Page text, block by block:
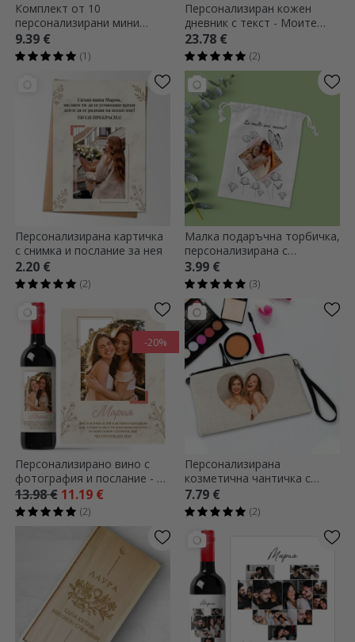
Комплект от 10
персонализирани мини
шоколадови бонбони за
рождени дни
9.39 €
(1)
Персонализиран кожен
дневник с текст - Моите
идеи
23.78 €
(2)
Персонализирана картичка
с снимка и послание за нея
2.20 €
(2)
Малка подаръчна торбичка,
персонализирана с
фотография и текст - Моя
скъпа
3.99 €
(3)
-20%
Персонализирано вино с
фотография и послание - За
нея
13.98 € 11.19 €
(2)
Персонализирана
козметична чантичка с
фотография - Сърце
7.79 €
(2)